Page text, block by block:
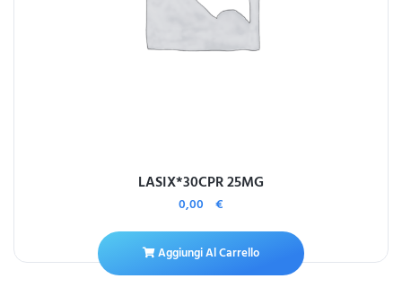
LASIX*30CPR 25MG
0,00 €
Aggiungi Al Carrello